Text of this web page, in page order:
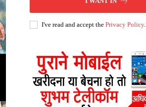
I've read and accept thePrivacy Policy.